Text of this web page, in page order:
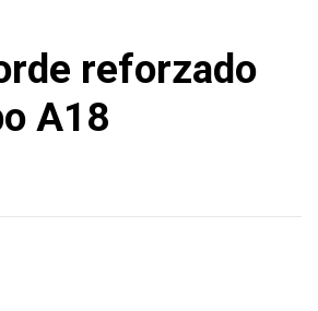
reforzado
A18